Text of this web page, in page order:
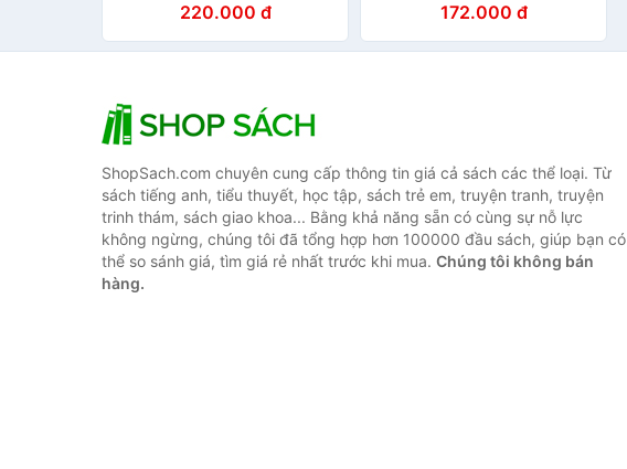
English - Ngoại Văn
220.000 đ
(With Storyplus)
172.000 đ
ShopSach.com chuyên cung cấp thông tin giá cả sách các thể loại. Từ
sách tiếng anh, tiểu thuyết, học tập, sách trẻ em, truyện tranh, truyện
trinh thám, sách giao khoa... Bằng khả năng sẵn có cùng sự nỗ lực
không ngừng, chúng tôi đã tổng hợp hơn 100000 đầu sách, giúp bạn có
thể so sánh giá, tìm giá rẻ nhất trước khi mua. Chúng tôi không bán
hàng.